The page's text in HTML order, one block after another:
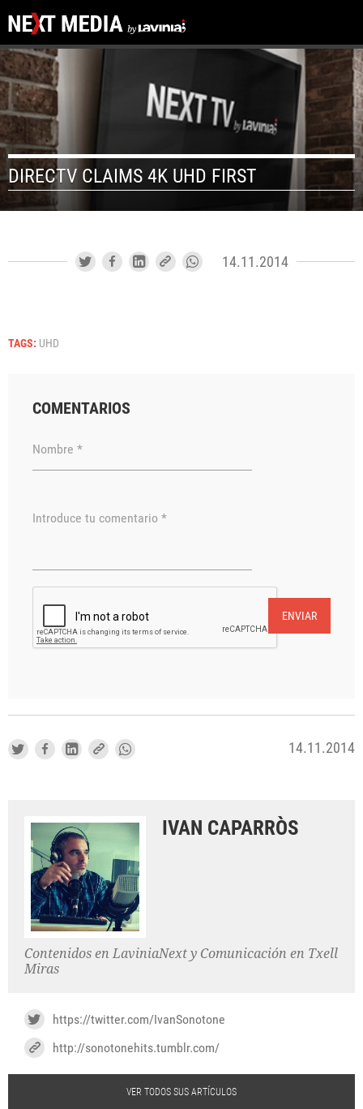
DIRECTV CLAIMS 4K UHD FIRST
14.11.2014
TAGS: UHD
COMENTARIOS
Nombre *
Introduce tu comentario *
ENVIAR
14.11.2014
IVAN CAPARRÒS
Contenidos en LaviniaNext y Comunicación en Txell
Miras
https://twitter.com/IvanSonotone
http://sonotonehits.tumblr.com/
VER TODOS SUS ARTÍCULOS